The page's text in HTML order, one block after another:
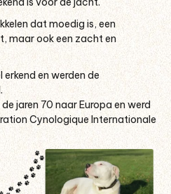
dat moedig is, een
maar ook een zacht en
en werden de
jaren 70 naar Europa en werd
Cynologique Internationale